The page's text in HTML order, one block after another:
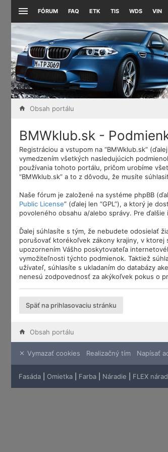
FÓRUM FAQ ETK TIS WDS VIN
Obsah portálu
BMWklub.sk -
Registráciou a vstupom na “BMWklub.sk”
vymedzením všetkých nasledujúcich
používania tohoto portálu, pričom urobíme
“BMWklub.sk” a to z dôvodu, že musíte
Naše fórum je založené na systéme phpBB
Public License” (ďalej len “GPL”), a ktorý je
povoleného obsahu a/alebo správy. Pre
Ďalej súhlasíte s tým, že nebudete odosielať
porušovať ktorékoľvek zákony krajiny, v ktorej
upozornením Vášho poskytovateľa
vymožiteľnosti týchto podmienok. Taktiež
užívateľ, súhlasíte s ukladaním do databázy
nenesú zodpovednosť za akýkoľvek pokus o
Späť na prihlasovaciu stránku
Obsah portálu
Vymazať cookies Realizačný tím Napísať
Fasáda Omietka Farba Náradie FLEX